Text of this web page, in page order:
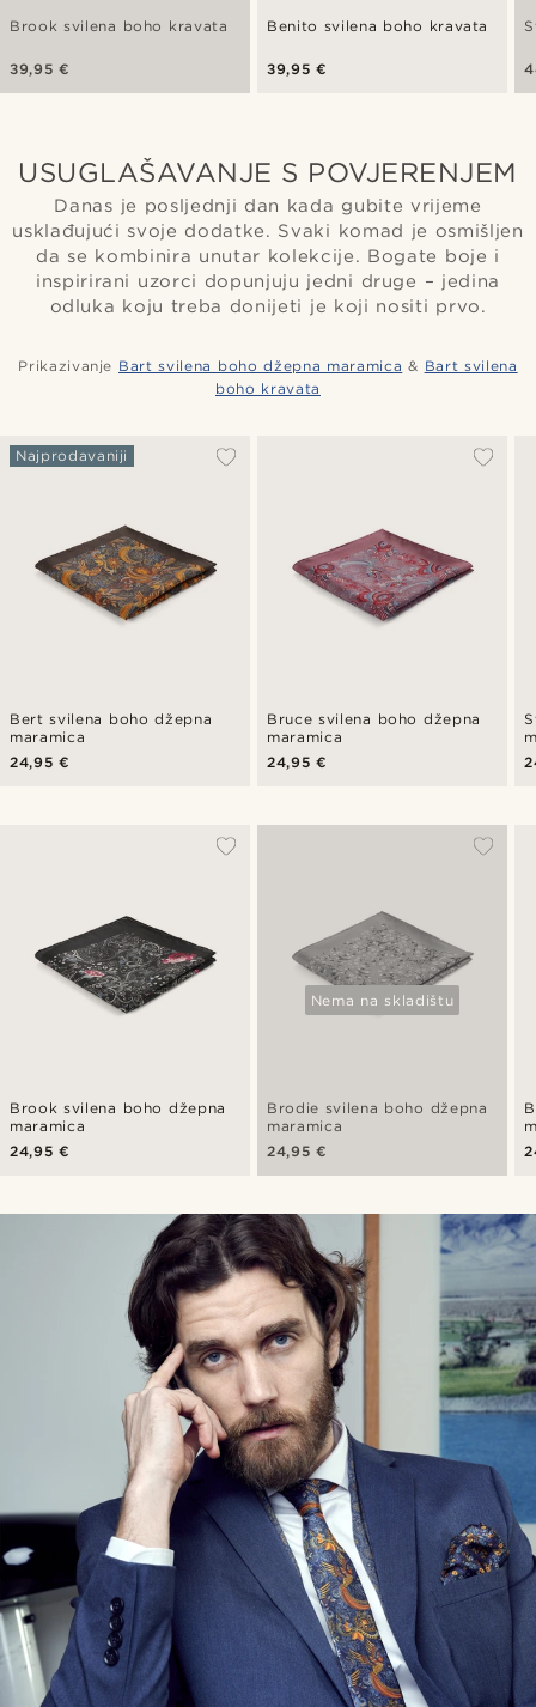
Brook svilena boho kravata
39,95 €
Benito svilena boho kravata
39,95 €
USUGLAŠAVANJE S POVJERENJEM
Danas je posljednji dan kada gubite vrijeme
usklađujući svoje dodatke. Svaki komad je osmišljen
da se kombinira unutar kolekcije. Bogate boje i
inspirirani uzorci dopunjuju jedni druge – jedina
odluka koju treba donijeti je koji nositi prvo.
Prikazivanje Bart svilena boho džepna maramica & Bart svilena
boho kravata
Bert svilena boho džepna
maramica
Najprodavaniji
24,95 €
Bruce svilena boho džepna
maramica
24,95 €
Brook svilena boho džepna
maramica
24,95 €
Nema na skladištu
Brodie svilena boho džepna
maramica
24,95 €